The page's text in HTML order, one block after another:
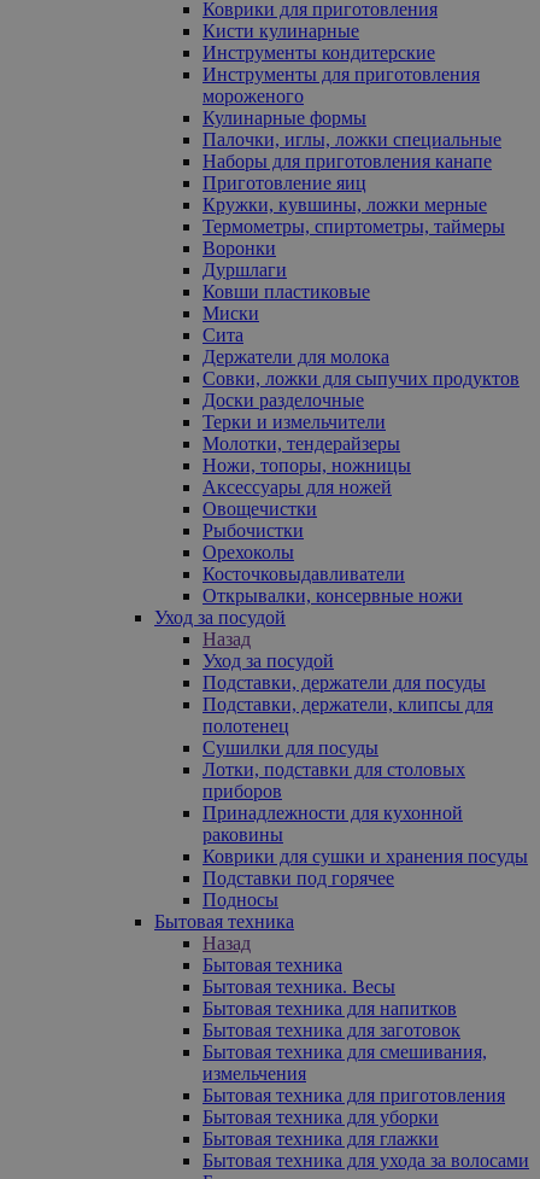
Коврики для приготовления
Кисти кулинарные
Инструменты кондитерские
Инструменты для приготовления
мороженого
Кулинарные формы
Палочки, иглы, ложки специальные
Наборы для приготовления канапе
Приготовление яиц
Кружки, кувшины, ложки мерные
Термометры, спиртометры, таймеры
Воронки
Дуршлаги
Ковши пластиковые
Миски
Сита
Держатели для молока
Совки, ложки для сыпучих продуктов
Доски разделочные
Терки и измельчители
Молотки, тендерайзеры
Ножи, топоры, ножницы
Аксессуары для ножей
Овощечистки
Рыбочистки
Орехоколы
Косточковыдавливатели
Открывалки, консервные ножи
Уход за посудой
Назад
Уход за посудой
Подставки, держатели для посуды
Подставки, держатели, клипсы для
полотенец
Сушилки для посуды
Лотки, подставки для столовых
приборов
Принадлежности для кухонной
раковины
Коврики для сушки и хранения посуды
Подставки под горячее
Подносы
Бытовая техника
Назад
Бытовая техника
Бытовая техника. Весы
Бытовая техника для напитков
Бытовая техника для заготовок
Бытовая техника для смешивания,
измельчения
Бытовая техника для приготовления
Бытовая техника для уборки
Бытовая техника для глажки
Бытовая техника для ухода за волосами